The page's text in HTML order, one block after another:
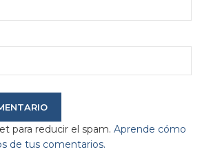
para reducir el spam. Aprende cómo
de tus comentarios.